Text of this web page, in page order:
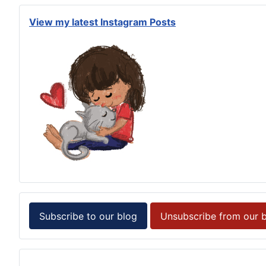
View my latest Instagram Posts
Subscribe to our blog Unsubscribe from our